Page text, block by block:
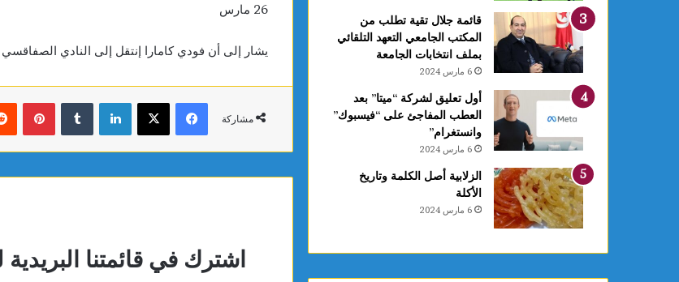
26 مارس
يشار إلى أن فودي كامارا إنتقل إلى النادي
مشاركة
فيسبوكX لينكدإن
اشترك في قائمتنا
قائمة جلال تقية تطلب من
المكتب الجامعي التعهد التلقائي
بملف انتخابات الجامعة
6 مارس 2024
أول تعليق لشركة “ميتا” بعد
العطب المفاجئ على “فيسبوك”
وانستغرام”
6 مارس 2024
الزلابية أصل الكلمة وتاريخ
الأكلة
6 مارس 2024